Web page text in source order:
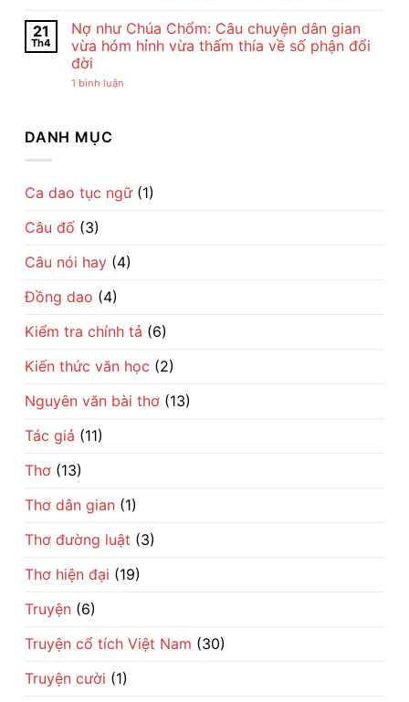
Viên
–
Vẻ
Đẹp
Của
Tình
Ru
Chế
Lan
Viên
–
Tiếng
Ru
Tình
đi
cày
–
Bài
đồng
dao
cả
quê
bình
luận
ở
Giận
mày
tao
Câu
chuyện
hỉnh
sâu
cay
trí
khôn
gian
21
Th4
Nợ như Chúa Chổm: Câu chuyện dân gian
vừa hóm hỉnh vừa thấm thía về số phận đổi
đời
1 bình luận
vừa
hóm
về
số
DANH MỤC
Ca dao tục ngữ(1)
Câu đố (3)
Câu nói hay (4)
Đồng dao (4)
Kiểm tra chính tả (6)
Kiến thức văn học (2)
Nguyên văn bài thơ (13)
Tác giả (11)
Thơ (13)
Thơ dân gian (1)
Thơ đường luật (3)
Thơ hiện đại (19)
Truyện (6)
Truyện cổ tích Việt Nam (30)
Truyện cười (1)